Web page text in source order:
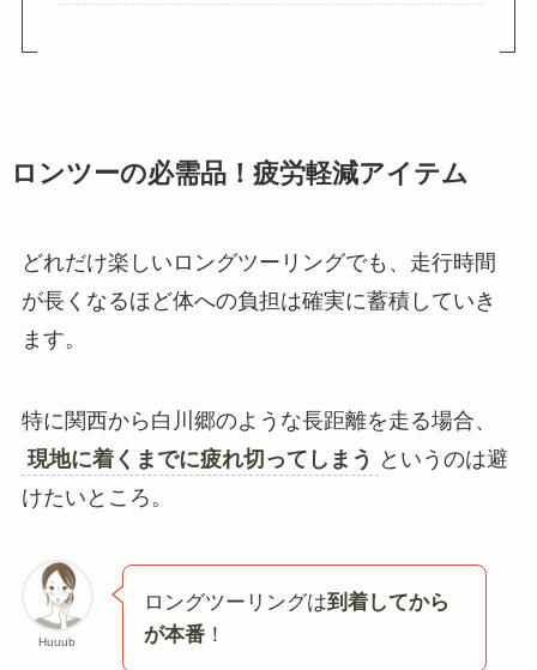
ロンツーの必需品！疲労軽減アイテム
どれだけ楽しいロングツーリングでも、走行時間
が長くなるほど体への負担は確実に蓄積していき
ます。
特に関西から白川郷のような長距離を走る場合、
現地に着くまでに疲れ切ってしまう というのは避
けたいところ。
Huuub
ロングツーリングは到着してから
が本番！